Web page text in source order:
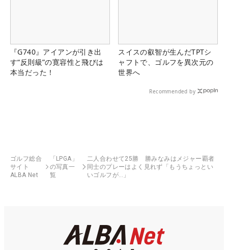
『G740』アイアンが引き出
す“反則級”の寛容性と飛びは
本当だった！
スイスの叡智が生んだTPTシ
ャフトで、ゴルフを異次元の
世界へ
Recommended by
ゴルフ総合
サイト
ALBA Net
「LPGA」
の写真一
覧
二人合わせて25勝 勝みなみはメジャー覇者
同士のプレーはよく見れず「もうちょっとい
いゴルフが…」